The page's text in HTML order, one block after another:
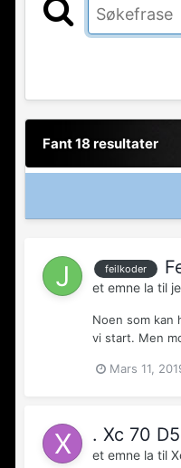
Fant 18 resultater
feilkoder
et emne la til
Noen som kan
vi start. Men
Mars 11,
. Xc 70
et emne la til